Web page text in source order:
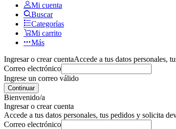
Mi cuenta
Buscar
Categorías
Mi carrito
Más
Ingresar o crear cuentaAccede a tus datos personales,
Correo electrónico
Ingrese un correo válido
Continuar
Bienvenido/a
Ingresar o crear cuenta
Accede a tus datos personales, tus pedidos y solicita
Correo electrónico